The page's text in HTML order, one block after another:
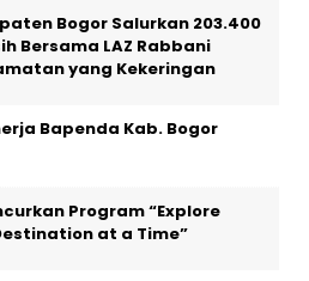
Bogor Salurkan 203.400
Bersama LAZ Rabbani
yang Kekeringan
Bapenda Kab. Bogor
Program “Explore
at a Time”